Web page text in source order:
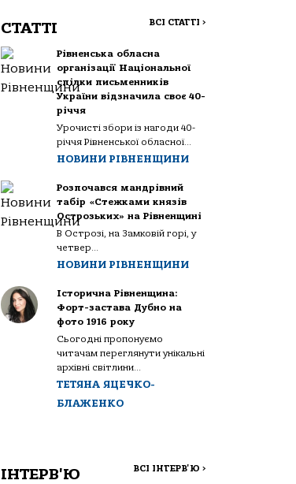
СТАТТІ ВСІ СТАТТІ >
Рівненська обласна
організації Національної
спілки письменників
України відзначила своє 40-
річчя
Урочисті збори із нагоди 40-
річчя Рівненської обласної...
НОВИНИ РІВНЕНЩИНИ
Розпочався мандрівний
табір «Стежками князів
Острозьких» на Рівненщині
В Острозі, на Замковій горі, у
четвер...
НОВИНИ РІВНЕНЩИНИ
Історична Рівненщина:
Форт-застава Дубно на
фото 1916 року
Сьогодні пропонуємо
читачам переглянути унікальні
архівні світлини...
ТЕТЯНА ЯЦЕЧКО-
БЛАЖЕНКО
ІНТЕРВ'Ю ВСІ ІНТЕРВ'Ю >